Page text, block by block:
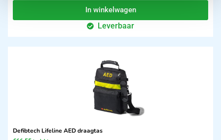
In winkelwagen
Leverbaar
Defibtech Lifeline AED draagtas